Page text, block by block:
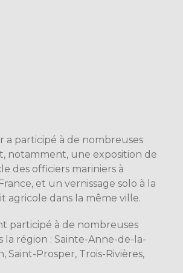
a participé à de nombreuses
notamment, une exposition de
des officiers mariniers à
et un vernissage solo à la
agricole dans la même ville.
participé à de nombreuses
la région : Sainte-Anne-de-la-
Saint-Prosper, Trois-Rivières,